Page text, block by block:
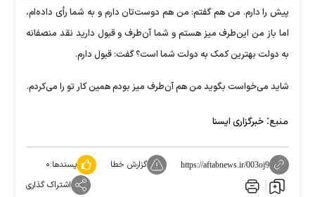
پیش را دارم. من هم گفتم: من هم دوست‌تان دارم و به شما رأی داده‌ام،
اما باز من این‌طرف میز هستم و شما آن‌طرف و قبول دارید نقد منصفانه
به دولت بهترین کمک به دولت شما است؟ گفت: قبول دارم.
شاید می‌خواست بگوید من هم آن‌طرف میز بودم همین کار تو را می‌کردم.
منبع: خبرگزاری ایسنا
https://aftabnews.ir/003oj9 گزارش خطا پسندها:۰
اشتراک گذاری